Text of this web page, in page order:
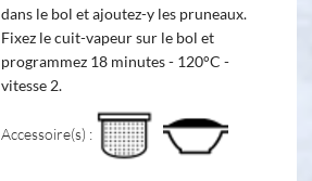
dans le bol et ajoutez-y les pruneaux.
Fixez le cuit-vapeur sur le bol et
programmez 18 minutes - 120°C -
vitesse 2.
Accessoire(s) :